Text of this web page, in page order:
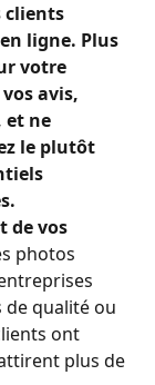
clients
ligne. Plus
votre
avis,
et ne
le plutôt
de vos
photos
qualité ou
ont
plus de